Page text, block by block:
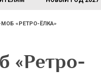
«РЕТРО-ЁЛКА»